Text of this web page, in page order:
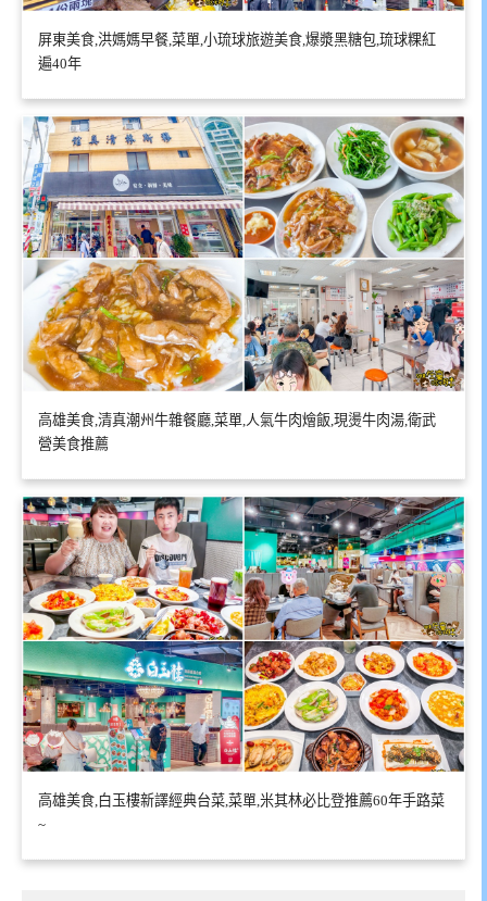
屏東美食,洪媽媽早餐,菜單,小琉球旅遊美食,爆漿黑糖包,琉球粿紅
遍40年
高雄美食,清真潮州牛雜餐廳,菜單,人氣牛肉燴飯,現燙牛肉湯,衛武
營美食推薦
高雄美食,白玉樓新譯經典台菜,菜單,米其林必比登推薦60年手路菜
~